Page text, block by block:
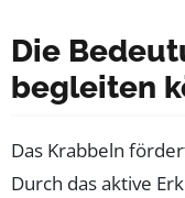
Die
begleiten
Das Krabbeln
Durch das aktive